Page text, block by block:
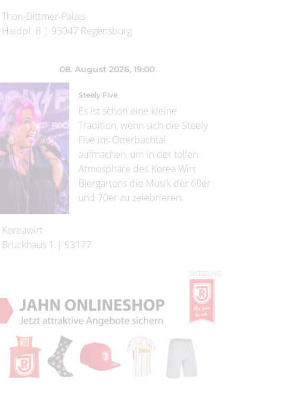
Thon-Dittmer-Palais
Haidpl. 8 | 93047 Regensburg
08. August 2026, 19:00
Steely Five
Es ist schon eine kleine
Tradition, wenn sich die Steely
Five ins Otterbachtal
aufmachen, um in der tollen
Atmosphäre des Korea Wirt
Biergartens die Musik der 60er
und 70er zu zelebrieren.
Koreawirt
Bruckhaus 1 | 93177
WERBUNG